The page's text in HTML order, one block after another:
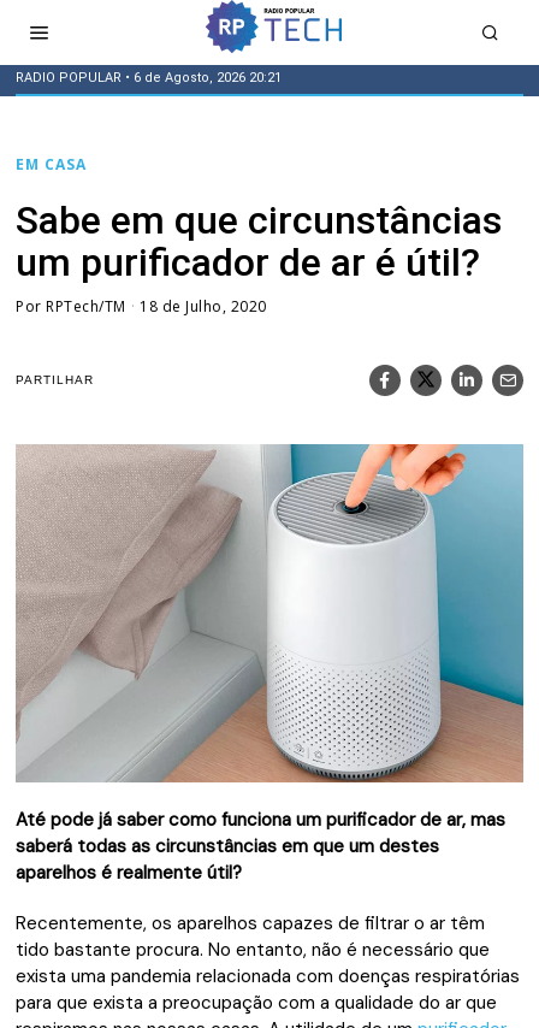
RADIO POPULAR • 6 de Agosto, 2026 20:21
EM CASA
Sabe em que circunstâncias
um purificador de ar é útil?
PorRPTech/TM 18 de Julho, 2020
PARTILHAR
Até pode já saber como funciona um purificador de ar, mas
saberá todas as circunstâncias em que um destes
aparelhos é realmente útil?
Recentemente, os aparelhos capazes de filtrar o ar têm
tido bastante procura. No entanto, não é necessário que
exista uma pandemia relacionada com doenças respiratórias
para que exista a preocupação com a qualidade do ar que